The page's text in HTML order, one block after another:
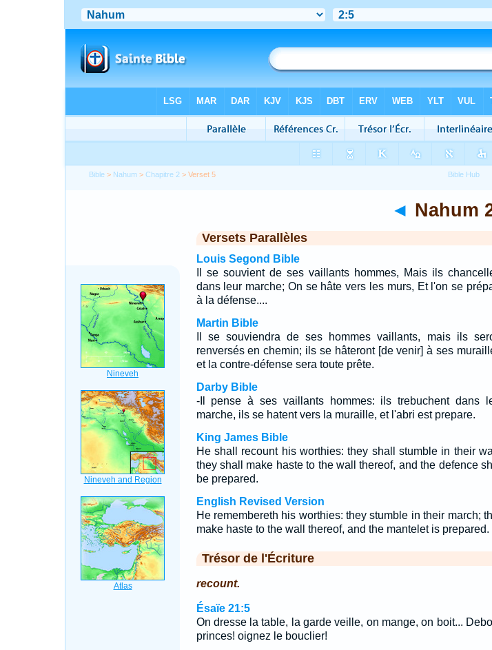
Bible > Nahum >Chapitre 2 > Verset 5
◄ Nahum
Versets Parallèles
Louis Segond Bible
Il se souvient de ses vaillants hommes, Mais ils
dans leur marche; On se hâte vers les murs, Et l'on se
à la défense....
Martin Bible
Il se souviendra de ses hommes vaillants, mais ils
renversés en chemin; ils se hâteront [de venir] à ses
et la contre-défense sera toute prête.
Darby Bible
-Il pense à ses vaillants hommes: ils trebuchent dans
marche, ils se hatent vers la muraille, et l'abri est prepare.
King James Bible
He shall recount his worthies: they shall stumble in their
they shall make haste to the wall thereof, and the defence
be prepared.
English Revised Version
He remembereth his worthies: they stumble in their march;
make haste to the wall thereof, and the mantelet is prepared.
Trésor de l'Écriture
recount.
Ésaïe 21:5
On dresse la table, la garde veille, on mange, on boit...
princes! oignez le bouclier!